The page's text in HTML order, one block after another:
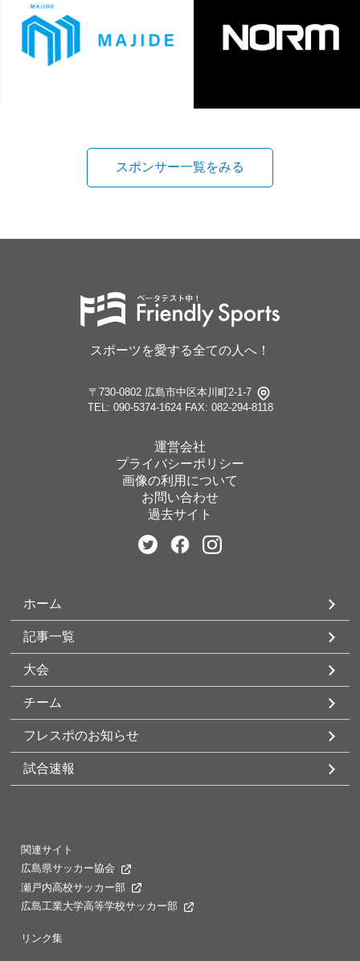
スポンサー一覧をみる
スポーツを愛する全ての人へ！
〒730-0802 広島市中区本川町2-1-7
TEL: 090-5374-1624 FAX: 082-294-8118
運営会社
プライバシーポリシー
画像の利用について
お問い合わせ
過去サイト
ホーム
記事一覧
大会
チーム
フレスポのお知らせ
試合速報
関連サイト
広島県サッカー協会
瀬戸内高校サッカー部
広島工業大学高等学校サッカー部
リンク集